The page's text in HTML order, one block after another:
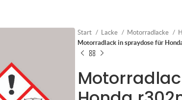
Start Lacke Motorradlacke
Motorradlack in spraydose für